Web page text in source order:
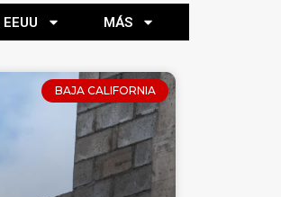
EEUU MÁS
BAJA CALIFORNIA